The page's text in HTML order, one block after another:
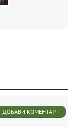
ДОБАВИ КОМЕНТАР